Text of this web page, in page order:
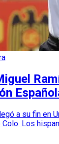
a su fin en
Colo. Los